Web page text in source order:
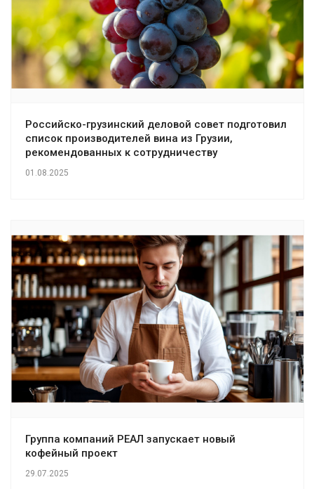
Российско-грузинский деловой совет подготовил
список производителей вина из Грузии,
рекомендованных к сотрудничеству
01.08.2025
Группа компаний РЕАЛ запускает новый
кофейный проект
29.07.2025